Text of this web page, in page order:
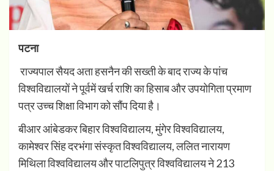
पटना
राज्यपाल सैयद अता हसनैन की सख्ती के बाद राज्य के पांच
विश्वविद्यालयों ने पूर्वमें खर्च राशि का हिसाब और उपयोगिता प्रमाण
पत्र उच्च शिक्षा विभाग को सौंप दिया है।
बीआर आंबेडकर बिहार विश्वविद्यालय, मुंगेर विश्वविद्यालय,
कामेश्वर सिंह दरभंगा संस्कृत विश्वविद्यालय, ललित नारायण
मिथिला विश्वविद्यालय और पाटलिपुत्र विश्वविद्यालय ने 213